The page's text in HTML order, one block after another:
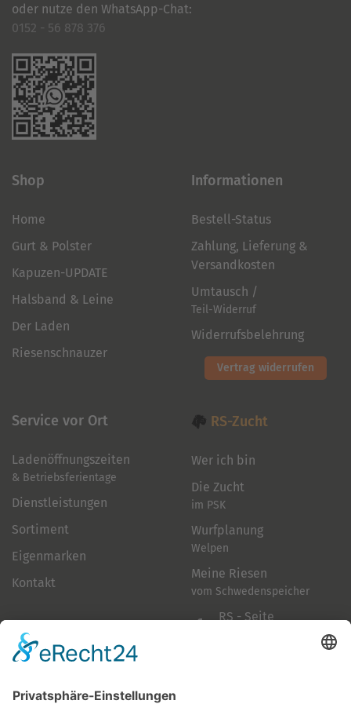
oder nutze den WhatsApp-Chat:
0152 - 56 878 376
Shop
Home
Gurt & Polster
Kapuzen-UPDATE
Halsband & Leine
Der Laden
Riesenschnauzer
Informationen
Bestell-Status
Zahlung, Lieferung &
Versandkosten
Umtausch /
Teil-Widerruf
Widerrufsbelehrung
Vertrag widerrufen
Service vor Ort
Ladenöffnungszeiten
& Betriebsferientage
Dienstleistungen
Sortiment
Eigenmarken
Kontakt
RS-Zucht
Wer ich bin
Die Zucht
im PSK
Wurfplanung
Welpen
Meine Riesen
vom Schwedenspeicher
RS - Seite
Folge mir